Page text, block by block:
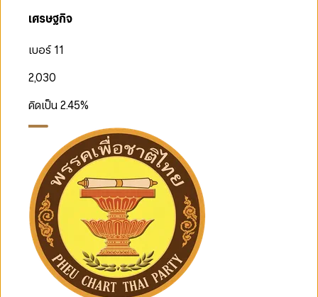
เศรษฐกิจ
เบอร์ 11
2,030
คิดเป็น2.45%